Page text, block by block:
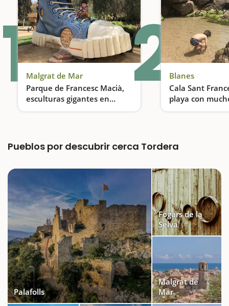
1 Malgrat de Mar
Parque de Francesc Macià,
esculturas gigantes en
Malgrat de Mar
Un parque donde todo es gigante
2Blanes
Cala Sant
playa con
Pueblos por descubrir cerca Tordera
Palafolls
Fogars de la
Selva
Malgrat de
Mar